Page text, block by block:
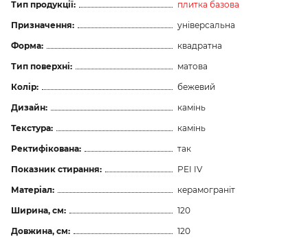
Тип продукції:
плитка базова
Призначення:
універсальна
Форма:
квадратна
Тип поверхні:
матова
Колір:
бежевий
Дизайн:
камінь
Текстура:
камінь
Ректифікована:
так
Показник стирання:
PEI IV
Матеріал:
керамограніт
Ширина, см:
120
Довжина, см:
120